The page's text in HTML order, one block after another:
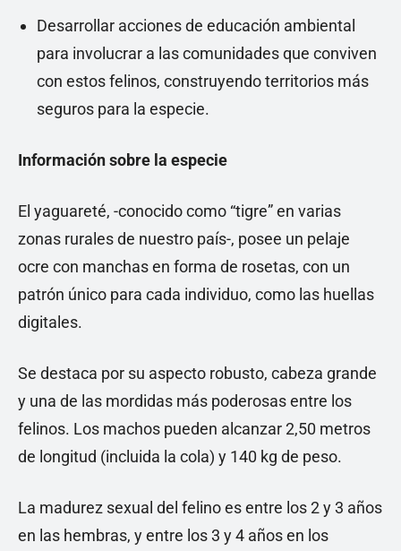
Desarrollar acciones de educación ambiental
para involucrar a las comunidades que conviven
con estos felinos, construyendo territorios más
seguros para la especie.
Información sobre la especie
El yaguareté, -conocido como “tigre” en varias
zonas rurales de nuestro país-, posee un pelaje
ocre con manchas en forma de rosetas, con un
patrón único para cada individuo, como las huellas
digitales.
Se destaca por su aspecto robusto, cabeza grande
y una de las mordidas más poderosas entre los
felinos. Los machos pueden alcanzar 2,50 metros
de longitud (incluida la cola) y 140 kg de peso.
La madurez sexual del felino es entre los 2 y 3 años
en las hembras, y entre los 3 y 4 años en los